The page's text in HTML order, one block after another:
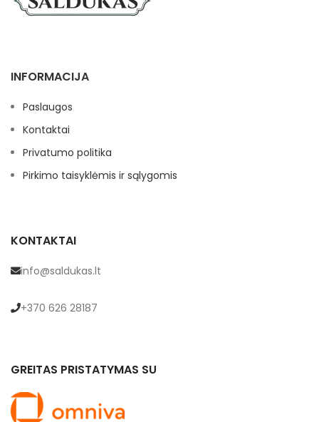
INFORMACIJA
Paslaugos
Kontaktai
Privatumo politika
Pirkimo taisyklėmis ir sąlygomis
KONTAKTAI
info@saldukas.lt
+370 626 28187
GREITAS PRISTATYMAS SU